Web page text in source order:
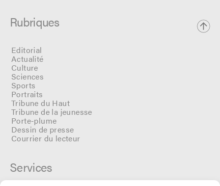
Rubriques
Editorial
Actualité
Culture
Sciences
Sports
Portraits
Tribune du Haut
Tribune de la jeunesse
Porte-plume
Dessin de presse
Courrier du lecteur
Services